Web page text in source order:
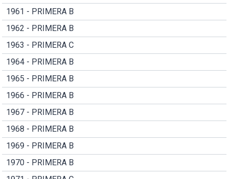
1961 - PRIMERA B
1962 - PRIMERA B
1963 - PRIMERA C
1964 - PRIMERA B
1965 - PRIMERA B
1966 - PRIMERA B
1967 - PRIMERA B
1968 - PRIMERA B
1969 - PRIMERA B
1970 - PRIMERA B